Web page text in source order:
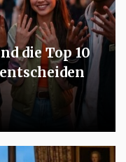
die Top 10